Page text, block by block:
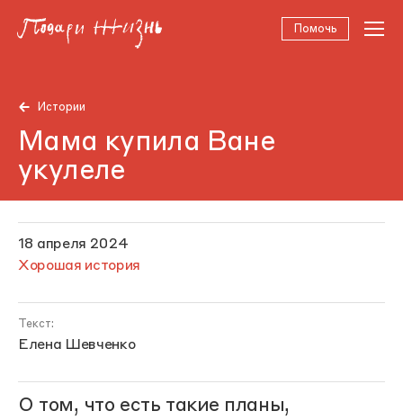
Помочь
Истории
Мама купила Ване
укулеле
18 апреля 2024
Хорошая история
Текст:
Елена Шевченко
О том, что есть такие планы,